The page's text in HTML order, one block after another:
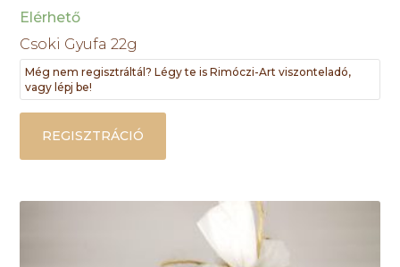
Elérhető
Csoki Gyufa 22g
Még nem regisztráltál? Légy te is Rimóczi-Art viszonteladó,
vagy lépj be!
REGISZTRÁCIÓ